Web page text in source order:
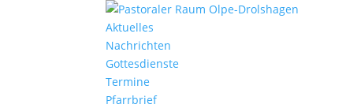
Aktu­elles
Nach­richten
Gottes­dienste
Termine
Pfarr­brief